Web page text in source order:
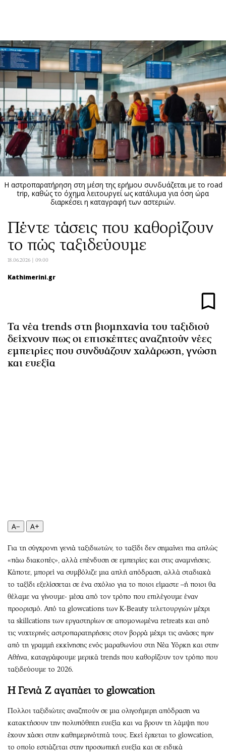
ΚΑΤΗΓΟΡΙΕΣ ΣΥΝΔΕΣΗ
Κύπρος
Παιδεία
Υγεία
Πολιτική
Βουλευτικές 2026
Εκλογές 2024
Προεδρικές 2023
Δημοσκοπήσεις
Διπλωματία
Αθλητισμός
Κύπρος
Ελλάδα
Διεθνή
Οικονομία
Real Estate
Επιχειρήσεις
Αγορές
Σινεμά
Θέατρο-Χορός
Μουσική
Εικαστικά
Βιβλίο
Χειρόγραφα
Απόψεις
Αρθρογραφία
The Hill
Υγεία
Αγγελίες
Ενοικιάζονται
Πωλούνται
Ζητούν εργασία
Θέσεις εργασίας
Geek
Νέα
Πολιτική
Οικονομία
Γενικά
Podcasts
Uncut
Προσφορές
Προσωπικότητες στην ''Κ''
Επιστολές
Η αστροπαρατήρηση στη μέση της ερήμου συνδυάζεται με το road
trip, καθώς το όχημα λειτουργεί ως κατάλυμα για όση ώρα
διαρκέσει η καταγραφή των αστεριών.
Πέντε τάσεις που καθορίζουν
το πώς ταξιδεύουμε
18.06.2026 | 09:00
Kathimerini.gr
Τα νέα trends στη βιομηχανία του ταξιδιού
δείχνουν πως οι επισκέπτες αναζητούν νέες
εμπειρίες που συνδυάζουν χαλάρωση, γνώση
και ευεξία
A− A+
Για τη σύγχρονη γενιά ταξιδιωτών, το ταξίδι δεν σημαίνει πια απλώς
«πάω διακοπές», αλλά επένδυση σε εμπειρίες και στις αναμνήσεις.
Κάποτε, μπορεί να συμβόλιζε μια απλή απόδραση, αλλά σταδιακά
το ταξίδι εξελίσσεται σε ένα σχόλιο για το ποιοι είμαστε –ή ποιοι θα
θέλαμε να γίνουμε- μέσα από τον τρόπο που επιλέγουμε έναν
προορισμό. Από τα glowcations των K-Beauty τελετουργιών μέχρι
τα skillcations των εργαστηρίων σε απομονωμένα retreats και από
τις νυχτερινές αστροπαρατηρήσεις στον βορρά μέχρι τις ανάσες πριν
από τη γραμμή εκκίνησης ενός μαραθωνίου στη Νέα Υόρκη και στην
Αθήνα, καταγράφουμε μερικά trends που καθορίζουν τον τρόπο που
ταξιδεύουμε το 2026.
Η Γενιά Ζ αγαπάει το glowcation
Πολλοι ταξιδιώτες αναζητούν σε μια ολιγοήμερη απόδραση να
κατακτήσουν την πολυπόθητη ευεξία και να βρουν τη λάμψη που
έχουν χάσει στην καθημερινότητά τους. Εκεί έρχεται το glowcation,
το οποίο εστιάζεται στην προσωπική ευεξία και σε ειδικά